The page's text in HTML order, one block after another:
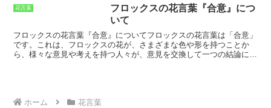
ています。イラクサの花言葉は、古代ギリシャ時代から存在していま
す。古代ギリシャでは、イラクサは「ヘカテの草」と呼ばれ、魔女や
魔法使いが使う植物として知られていました。そのため、イラクサの
花言葉には、「呪い」「復讐」「悪意」 などのネガティブな意味合い
も含まれています。イラクサは、ヨーロッパ、アジア、北アメリカに
広く分布しています。日本でも、北海道から沖縄まで全国に分布して
花言葉
フロックスの花言葉『合意』につ
いて
フロックスの花言葉『合意』についてフロックスの花言葉は「合意」
です。
これは、フロックスの花が、さまざまな色や形を持つことか
ら、様々な意見や考えを持つ人々が、意見を交換して一つの結論に達
ションや調和を大切にする気持ちを表しています。
ホーム 花言葉